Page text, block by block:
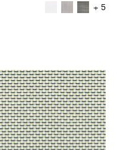
+ 5